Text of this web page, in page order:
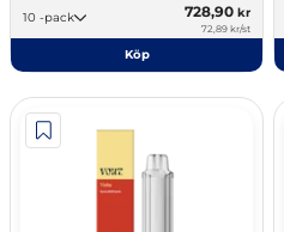
10 -pack 728,90 kr
72,89 kr/st
Köp